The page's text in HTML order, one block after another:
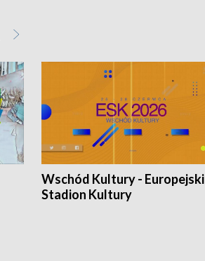
Wschód Kultury - Europejski
Stadion Kultury